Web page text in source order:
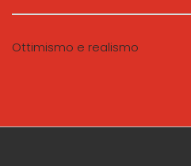
Ottimismo e realismo